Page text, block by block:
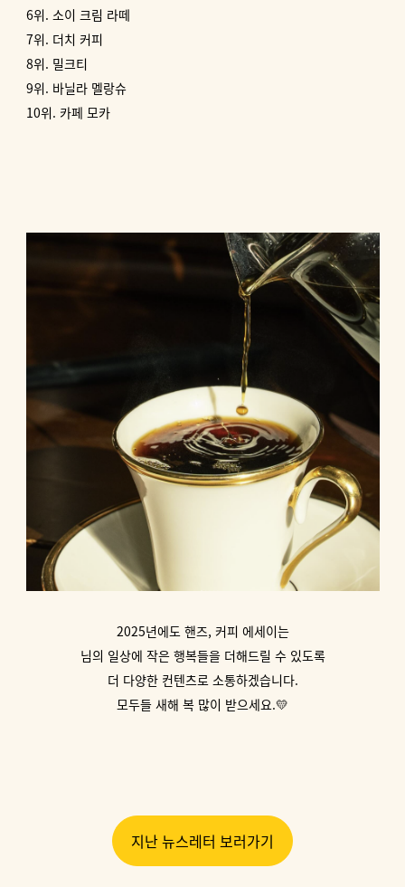
6위. 소이 크림 라떼
7위. 더치 커피
8위. 밀크티
9위. 바닐라 멜랑슈
10위. 카페 모카
2025년에도 핸즈, 커피 에세이는
님의 일상에 작은 행복들을 더해드릴 수 있도록
더 다양한 컨텐츠로 소통하겠습니다.
모두들 새해 복 많이 받으세요.💛
지난 뉴스레터 보러가기